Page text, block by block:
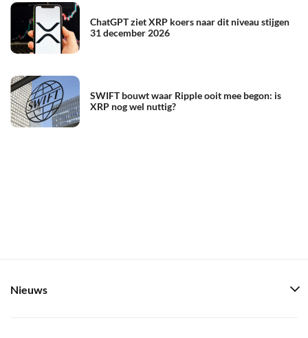
ChatGPT ziet XRP koers naar dit niveau stijgen
31 december 2026
SWIFT bouwt waar Ripple ooit mee begon: is
XRP nog wel nuttig?
Nieuws